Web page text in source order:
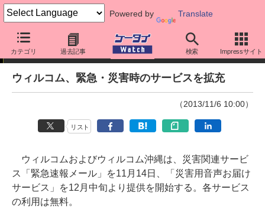
Powered by Translate
カテゴリ 過去記事 検索 Impressサイト
ニュース
ウィルコム、緊急・災害時のサービスを拡充
（2013/11/6 10:00）
リスト
ウィルコムおよびウィルコム沖縄は、災害関連サービ
ス「緊急速報メール」を11月14日、「災害用音声お届け
サービス」を12月中旬より提供を開始する。各サービス
の利用は無料。